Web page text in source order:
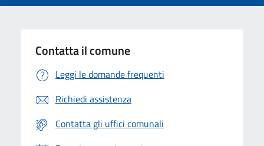
Contatta il comune
Leggi le domande frequenti
Richiedi assistenza
Contatta gli uffici comunali